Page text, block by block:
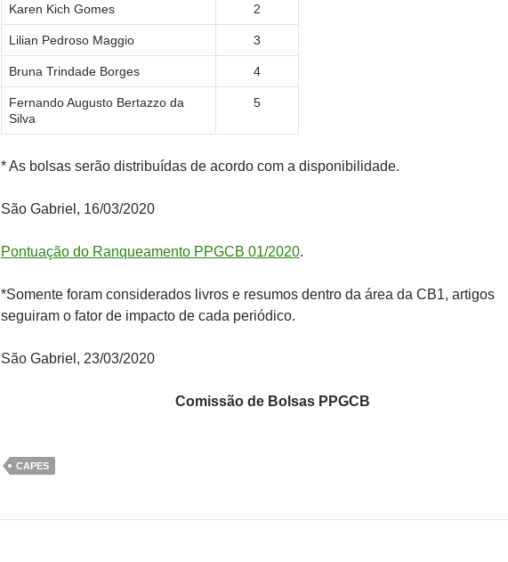
Karen Kich Gomes 2
Lilian Pedroso Maggio 3
Bruna Trindade Borges 4
Fernando Augusto Bertazzo da
Silva
5
* As bolsas serão distribuídas de acordo com a disponibilidade.
São Gabriel, 16/03/2020
Pontuação do Ranqueamento PPGCB 01/2020.
*Somente foram considerados livros e resumos dentro da área da CB1, artigos
seguiram o fator de impacto de cada periódico.
São Gabriel, 23/03/2020
Comissão de Bolsas PPGCB
CAPES